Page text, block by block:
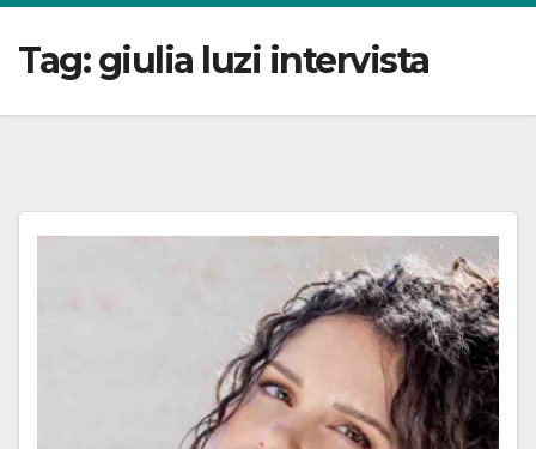
Tag:giulia luzi intervista